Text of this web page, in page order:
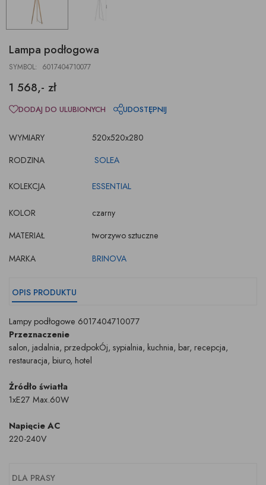
Lampa podłogowa
SYMBOL: 6017404710077
1 568,- zł
WYMIARY
520x520x280
RODZINA
SOLEA
KOLEKCJA ESSENTIAL
KOLOR
czarny
MATERIAŁ
tworzywo sztuczne
MARKA
BRINOVA
DODAJ DO ULUBIONYCH UDOSTĘPNIJ
OPIS PRODUKTU
Lampy podłogowe 6017404710077
Przeznaczenie
salon, jadalnia, przedpokÓj, sypialnia, kuchnia, bar, recepcja,
restauracja, biuro, hotel
Żródło światła
1xE27 Max.60W
Napięcie AC
220-240V
DLA PRASY